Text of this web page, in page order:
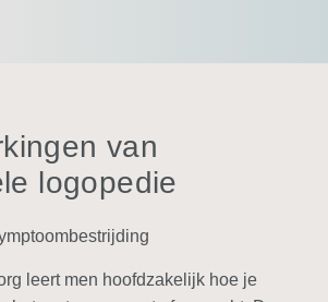
van
logopedie
leert men hoofdzakelijk hoe je